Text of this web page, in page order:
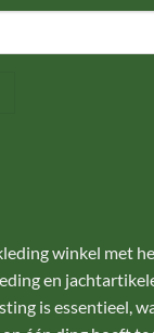
winkel met
en
is essentieel,